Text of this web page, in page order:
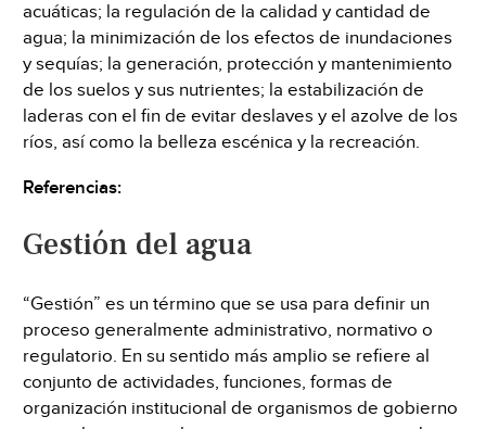
acuáticas; la regulación de la calidad y cantidad de
agua; la minimización de los efectos de inundaciones
y sequías; la generación, protección y mantenimiento
de los suelos y sus nutrientes; la estabilización de
laderas con el fin de evitar deslaves y el azolve de los
ríos, así como la belleza escénica y la recreación.
Referencias:
Gestión del agua
“Gestión” es un término que se usa para definir un
proceso generalmente administrativo, normativo o
regulatorio. En su sentido más amplio se refiere al
conjunto de actividades, funciones, formas de
organización institucional de organismos de gobierno